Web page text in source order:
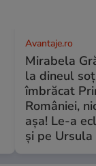
Avantaje.ro
Mirabela
la dineul
îmbrăcat
României,
așa! Le-a
și pe